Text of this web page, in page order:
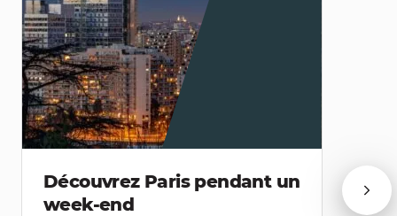
Découvrez Paris pendant un
week-end